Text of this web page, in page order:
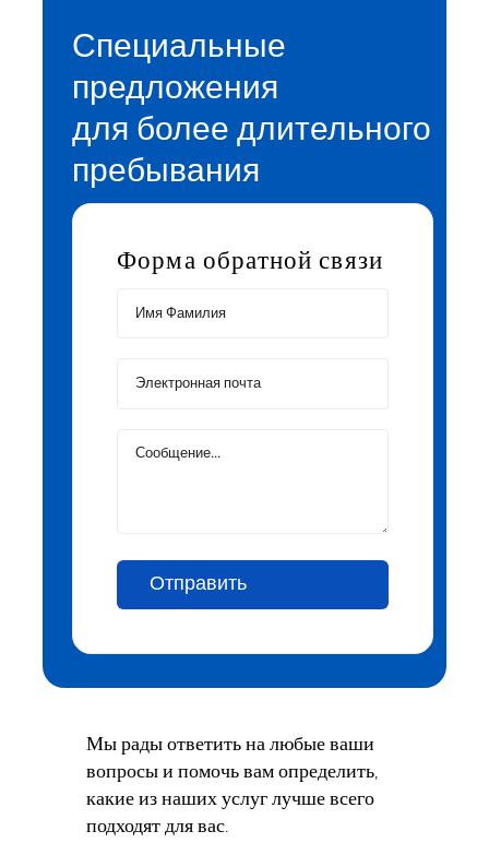
Специальные
предложения
для более длительного
пребывания
Форма обратной связи
Surname
Мы рады ответить на любые ваши
вопросы и помочь вам определить,
какие из наших услуг лучше всего
подходят для вас.